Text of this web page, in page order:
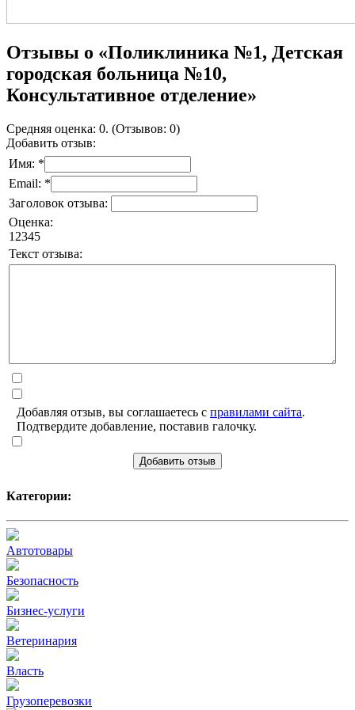
Отзывы о «Поликлиника №1, Детская
городская больница №10,
Консультативное отделение»
Средняя оценка: 0. (Отзывов: 0)
Добавить отзыв:
Имя: *
Email: *
Заголовок отзыва:
Оценка:
1 2345
Текст отзыва:
Добавляя отзыв, вы соглашаетесь с правилами сайта.
Подтвердите добавление, поставив галочку.
Добавить отзыв
Категории:
Автотовары
Безопасность
Бизнес-услуги
Ветеринария
Власть
Грузоперевозки